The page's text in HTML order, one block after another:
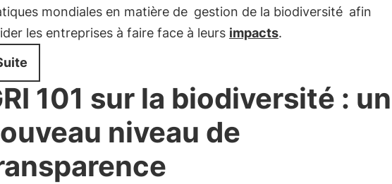
mondiales en matière de gestion de la biodiversité afin
les entreprises à faire face à leurs impacts.
101 sur la biodiversité : un
niveau de